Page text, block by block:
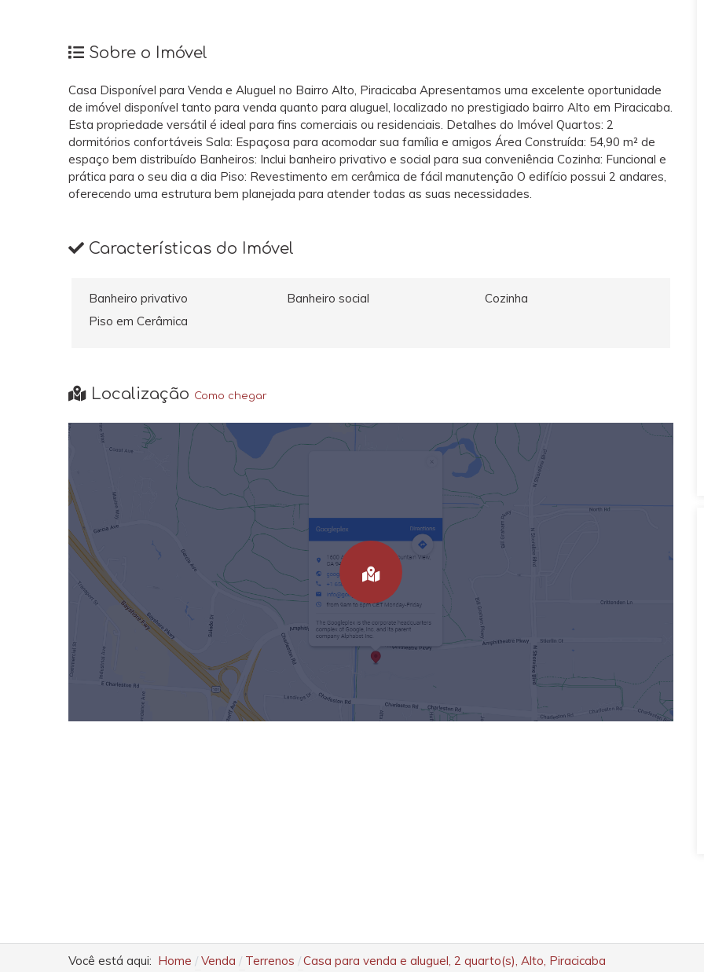
Sobre o Imóvel
Casa Disponível para Venda e Aluguel no Bairro Alto, Piracicaba Apresentamos uma excelente oportunidade
de imóvel disponível tanto para venda quanto para aluguel, localizado no prestigiado bairro Alto em Piracicaba.
Esta propriedade versátil é ideal para fins comerciais ou residenciais. Detalhes do Imóvel Quartos: 2
dormitórios confortáveis Sala: Espaçosa para acomodar sua família e amigos Área Construída: 54,90 m² de
espaço bem distribuído Banheiros: Inclui banheiro privativo e social para sua conveniência Cozinha: Funcional e
prática para o seu dia a dia Piso: Revestimento em cerâmica de fácil manutenção O edifício possui 2 andares,
oferecendo uma estrutura bem planejada para atender todas as suas necessidades.
Características do Imóvel
Banheiro privativo Banheiro social
Cozinha
Piso em Cerâmica
Localização Como chegar
Você está aqui: Home Venda Terrenos Casa para venda e aluguel, 2 quarto(s), Alto, Piracicaba